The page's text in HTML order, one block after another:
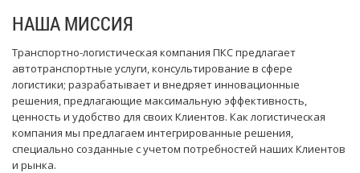
НАША МИССИЯ
Транспортно-логистическая компания ПКС предлагает
автотранспортные услуги, консультирование в сфере
логистики; разрабатывает и внедряет инновационные
решения, предлагающие максимальную эффективность,
ценность и удобство для своих Клиентов. Как логистическая
компания мы предлагаем интегрированные решения,
специально созданные с учетом потребностей наших Клиентов
и рынка.